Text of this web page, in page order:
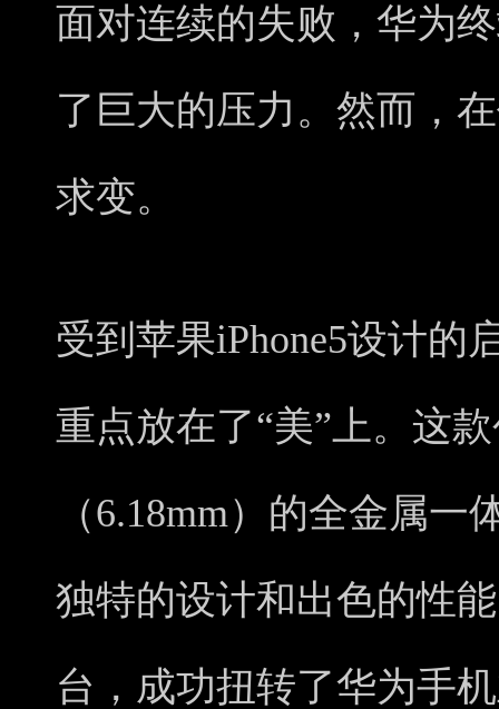
面对连续的失败，华为
了巨大的压力。然而，
求变。
受到苹果iPhone5设计的
重点放在了“美”上。这
（6.18mm）的全金属
独特的设计和出色的性
台，成功扭转了华为手